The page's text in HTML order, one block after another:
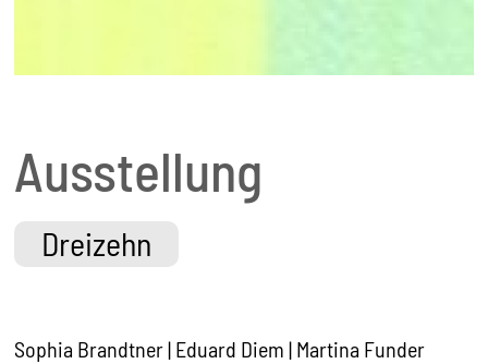
Ausstellung
Dreizehn
Sophia Brandtner | Eduard Diem | Martina Funder